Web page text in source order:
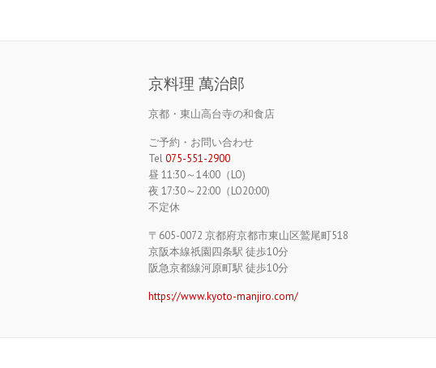
京料理 萬治郎
京都・東山高台寺の和食店
ご予約・お問い合わせ
Tel075-551-2900
昼 11:30～14:00（LO)
夜 17:30～22:00（LO20:00)
不定休
〒605-0072 京都府京都市東山区鷲尾町518
京阪本線祇園四条駅 徒歩10分
阪急京都線河原町駅 徒歩10分
https://www.kyoto-manjiro.com/